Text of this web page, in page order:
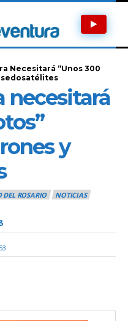
Necesitará “unos 300
necesitará
y
DEL ROSARIO
NOTICIAS